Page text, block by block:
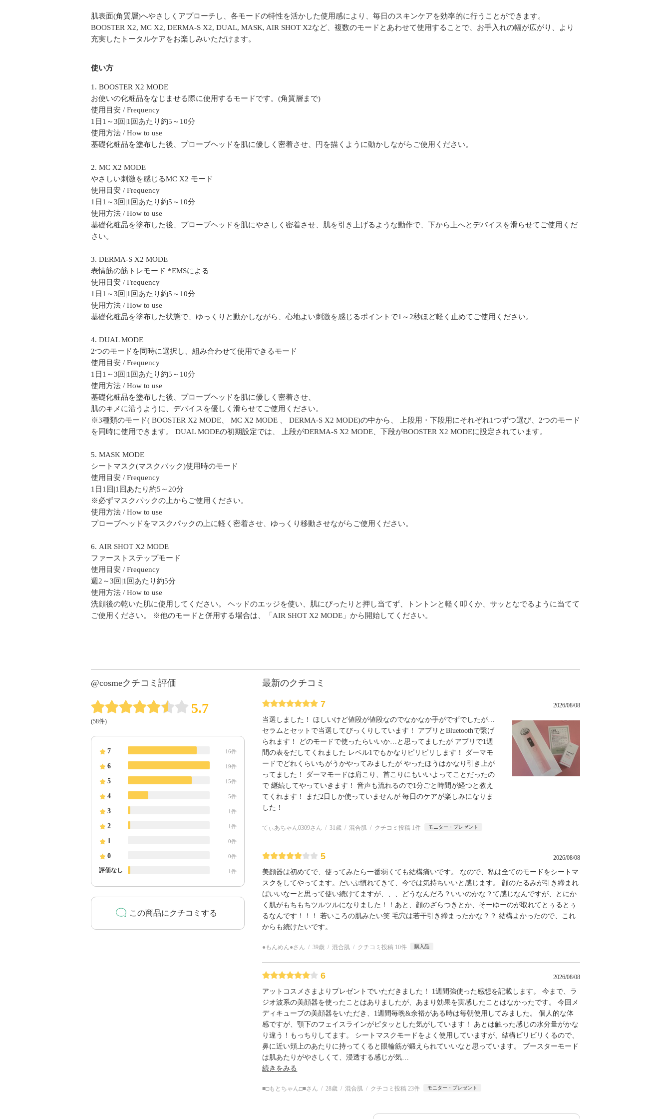
肌表面(角質層)へやさしくアプローチし、各モードの特性を活かした使用感により、毎日のスキンケアを効率的に行うことができます。
BOOSTER X2, MC X2, DERMA-S X2, DUAL, MASK, AIR SHOT X2など、複数のモードとあわせて使用することで、お手入れの幅が広がり、より
充実したトータルケアをお楽しみいただけます。
使い方
1. BOOSTER X2 MODE
お使いの化粧品をなじませる際に使用するモードです。(角質層まで)
使用目安 / Frequency
1日1～3回|1回あたり約5～10分
使用方法 / How to use
基礎化粧品を塗布した後、プローブヘッドを肌に優しく密着させ、円を描くように動かしながらご使用ください。
2. MC X2 MODE
やさしい刺激を感じるMC X2 モード
使用目安 / Frequency
1日1～3回|1回あたり約5～10分
使用方法 / How to use
基礎化粧品を塗布した後、プローブヘッドを肌にやさしく密着させ、肌を引き上げるような動作で、下から上へとデバイスを滑らせてご使用くだ
さい。
3. DERMA-S X2 MODE
表情筋の筋トレモード *EMSによる
使用目安 / Frequency
1日1～3回|1回あたり約5～10分
使用方法 / How to use
基礎化粧品を塗布した状態で、ゆっくりと動かしながら、心地よい刺激を感じるポイントで1～2秒ほど軽く止めてご使用ください。
4. DUAL MODE
2つのモードを同時に選択し、組み合わせて使用できるモード
使用目安 / Frequency
1日1～3回|1回あたり約5～10分
使用方法 / How to use
基礎化粧品を塗布した後、プローブヘッドを肌に優しく密着させ、
肌のキメに沿うように、デバイスを優しく滑らせてご使用ください。
※3種類のモード( BOOSTER X2 MODE、 MC X2 MODE 、 DERMA-S X2 MODE)の中から、 上段用・下段用にそれぞれ1つずつ選び、2つのモード
を同時に使用できます。 DUAL MODEの初期設定では、 上段がDERMA-S X2 MODE、下段がBOOSTER X2 MODEに設定されています。
5. MASK MODE
シートマスク(マスクパック)使用時のモード
使用目安 / Frequency
1日1回|1回あたり約5～20分
※必ずマスクパックの上からご使用ください。
使用方法 / How to use
プローブヘッドをマスクパックの上に軽く密着させ、ゆっくり移動させながらご使用ください。
6. AIR SHOT X2 MODE
ファーストステップモード
使用目安 / Frequency
週2～3回|1回あたり約5分
使用方法 / How to use
洗顔後の乾いた肌に使用してください。 ヘッドのエッジを使い、肌にぴったりと押し当てず、トントンと軽く叩くか、サッとなでるように当てて
ご使用ください。 ※他のモードと併用する場合は、「AIR SHOT X2 MODE」から開始してください。
@cosmeクチコミ評価
5.7
(58件)
7 16件
6 19件
5 15件
4 5件
3 1件
2 1件
1 0件
0 0件
評価なし 1件
この商品にクチコミする
最新のクチコミ
7 2026/08/08
当選しました！ ほしいけど値段が値段なのでなかなか手がでずでしたが…
セラムとセットで当選してびっくりしています！ アプリとBluetoothで繋げ
られます！ どのモードで使ったらいいか…と思ってましたが アプリで1週
間の表をだしてくれました レベル1でもかなりピリピリします！ ダーマモ
ードでどれくらいちがうかやってみましたが やったほうはかなり引き上が
ってました！ ダーマモードは肩こり、首こりにもいいよってことだったの
で 継続してやっていきます！ 音声も流れるので1分ごと時間が経つと教え
てくれます！ まだ2日しか使っていませんが 毎日のケアが楽しみになりま
した！
てぃあちゃん0309さん 31歳 混合肌 クチコミ投稿 1件 モニター・プレゼント
5 2026/08/08
美顔器は初めてで、使ってみたら一番弱くても結構痛いです。 なので、私は全てのモードをシートマ
スクをしてやってます。だいぶ慣れてきて、今では気持ちいいと感じます。 顔のたるみが引き締まれ
ばいいなーと思って使い続けてますが、、、どうなんだろ？いいのかな？て感じなんですが、とにか
く肌がもちもちツルツルになりました！！あと、顔のざらつきとか、そーゆーのが取れてとぅるとぅ
るなんです！！！ 若いころの肌みたい笑 毛穴は若干引き締まったかな？？ 結構よかったので、これ
からも続けたいです。
●もんめん●さん 39歳 混合肌 クチコミ投稿 10件 購入品
6 2026/08/08
アットコスメさまよりプレゼントでいただきました！ 1週間強使った感想を記載します。 今まで、ラ
ジオ波系の美顔器を使ったことはありましたが、あまり効果を実感したことはなかったです。 今回メ
ディキューブの美顔器をいただき、1週間毎晩&余裕がある時は毎朝使用してみました。 個人的な体
感ですが、顎下のフェイスラインがピタッとした気がしています！ あとは触った感じの水分量がかな
り違う！もっちりしてます。 シートマスクモードをよく使用していますが、結構ビリビリくるので、
鼻に近い頬上のあたりに持ってくると眼輪筋が鍛えられていいなと思っています。 ブースターモード
は肌あたりがやさしくて、浸透する感じが気
続きをみる
■□もとちゃん□■さん 28歳 混合肌 クチコミ投稿 23件 モニター・プレゼント